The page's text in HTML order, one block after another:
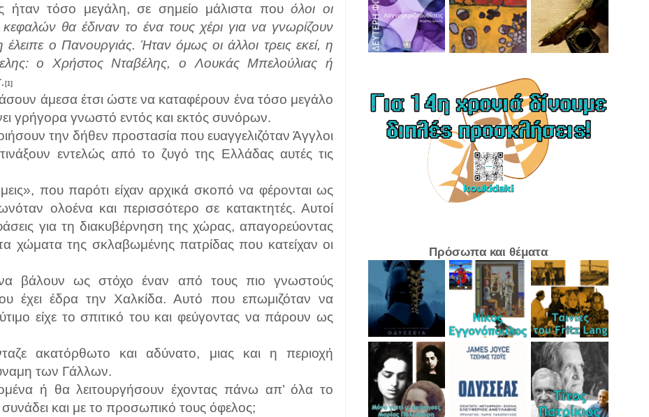
ήταν τόσο μεγάλη, σε σημείο μάλιστα πουόλοι οι
κεφαλών θα έδιναν το ένα τους χέρι για να γνωρίζουν
ο Πανουργιάς. Ήταν όμως οι άλλοι τρεις εκεί, η
ο Χρήστος Νταβέλης, ο Λουκάς Μπελούλιας ή
[1]
άμεσα έτσι ώστε να καταφέρουν ένα τόσο μεγάλο
γρήγορα γνωστό εντός και εκτός συνόρων.
την δήθεν προστασία που ευαγγελιζόταν Άγγλοι
εντελώς από το ζυγό της Ελλάδας αυτές τις
που παρότι είχαν αρχικά σκοπό να φέρονται ως
ολοένα και περισσότερο σε κατακτητές. Αυτοί
για τη διακυβέρνηση της χώρας, απαγορεύοντας
χώματα της σκλαβωμένης πατρίδας που κατείχαν οι
να βάλουν ως στόχο έναν από τους πιο γνωστούς
έχει έδρα την Χαλκίδα. Αυτό που επωμιζόταν να
είχε το σπιτικό του και φεύγοντας να πάρουν ως
ακατόρθωτο και αδύνατο, μιας και η περιοχή
των Γάλλων.
ή θα λειτουργήσουν έχοντας πάνω απ’ όλα το
και με το προσωπικό τους όφελος;
Πρόσωπα και θέματα